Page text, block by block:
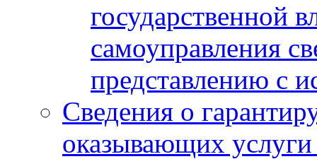
государственной
самоуправления
представлению с
Сведения о
оказывающих